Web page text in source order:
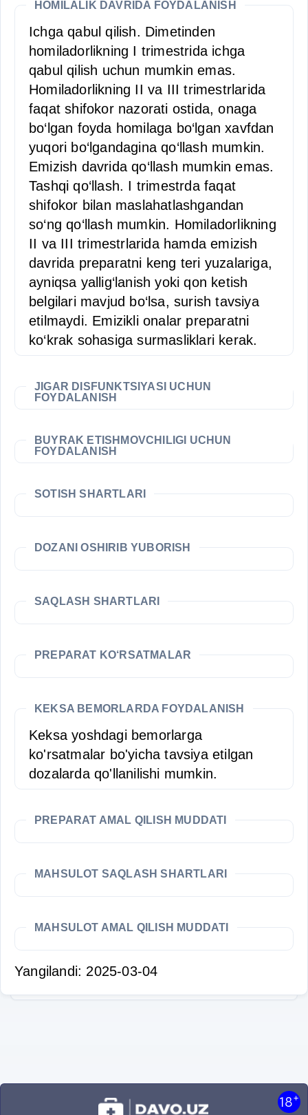
HOMILALIK DAVRIDA FOYDALANISH
Ichga qabul qilish. Dimetinden
homiladorlikning I trimestrida ichga
qabul qilish uchun mumkin emas.
Homiladorlikning II va III trimestrlarida
faqat shifokor nazorati ostida, onaga
bo‘lgan foyda homilaga bo‘lgan xavfdan
yuqori bo‘lgandagina qo‘llash mumkin.
Emizish davrida qo‘llash mumkin emas.
Tashqi qo‘llash. I trimestrda faqat
shifokor bilan maslahatlashgandan
so‘ng qo‘llash mumkin. Homiladorlikning
II va III trimestrlarida hamda emizish
davrida preparatni keng teri yuzalariga,
ayniqsa yallig‘lanish yoki qon ketish
belgilari mavjud bo‘lsa, surish tavsiya
etilmaydi. Emizikli onalar preparatni
ko‘krak sohasiga surmasliklari kerak.
JIGAR DISFUNKTSIYASI UCHUN
FOYDALANISH
BUYRAK ETISHMOVCHILIGI UCHUN
FOYDALANISH
SOTISH SHARTLARI
DOZANI OSHIRIB YUBORISH
SAQLASH SHARTLARI
PREPARAT KO‘RSATMALAR
KEKSA BEMORLARDA FOYDALANISH
Keksa yoshdagi bemorlarga
ko'rsatmalar bo'yicha tavsiya etilgan
dozalarda qo'llanilishi mumkin.
PREPARAT AMAL QILISH MUDDATI
MAHSULOT SAQLASH SHARTLARI
MAHSULOT AMAL QILISH MUDDATI
Yangilandi: 2025-03-04
18+